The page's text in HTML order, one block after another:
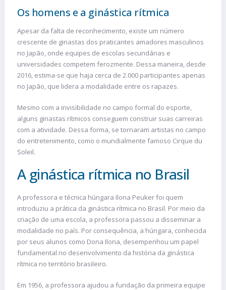
Os homens e a ginástica rítmica
Apesar da falta de reconhecimento, existe um número
crescente de ginastas dos praticantes amadores masculinos
no Japão, onde equipes de escolas secundárias e
universidades competem ferozmente. Dessa maneira, desde
2016, estima-se que haja cerca de 2.000 participantes apenas
no Japão, que lidera a modalidade entre os rapazes.
Mesmo com a invisibilidade no campo formal do esporte,
alguns ginastas rítmicos conseguem construir suas carreiras
com a atividade. Dessa forma, se tornaram artistas no campo
do entretenimento, como o mundialmente famoso Cirque du
Soleil.
A ginástica rítmica no Brasil
A professora e técnica húngara Ilona Peuker foi quem
introduziu a prática da ginástica rítmica no Brasil. Por meio da
criação de uma escola, a professora passou a disseminar a
modalidade no país. Por consequência, a húngara, conhecida
por seus alunos como Dona Ilona, desempenhou um papel
fundamental no desenvolvimento da história da ginástica
rítmica no território brasileiro.
Em 1956, a professora ajudou a fundação da primeira equipe